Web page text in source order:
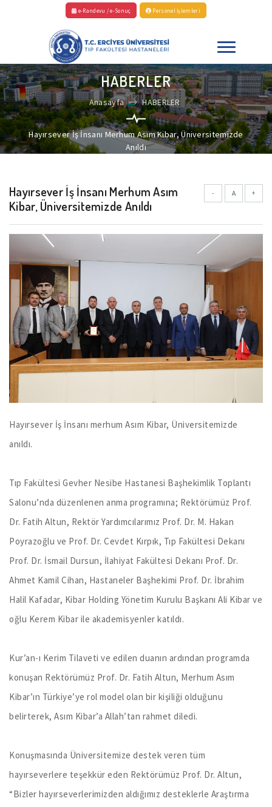
e-Randevu / e-Sonuç Personel İşlemleri
HABERLER
Anasayfa HABERLER
Hayırsever İş İnsanı Merhum Asım Kibar, Üniversitemizde
Anıldı
- A +
Hayırsever İş İnsanı Merhum Asım
Kibar, Üniversitemizde Anıldı
Hayırsever İş İnsanı merhum Asım Kibar, Üniversitemizde
anıldı.
Tıp Fakültesi Gevher Nesibe Hastanesi Başhekimlik Toplantı
Salonu’nda düzenlenen anma programına; Rektörümüz Prof.
Dr. Fatih Altun, Rektör Yardımcılarımız Prof. Dr. M. Hakan
Poyrazoğlu ve Prof. Dr. Cevdet Kırpık, Tıp Fakültesi Dekanı
Prof. Dr. İsmail Dursun, İlahiyat Fakültesi Dekanı Prof. Dr.
Ahmet Kamil Cihan, Hastaneler Başhekimi Prof. Dr. İbrahim
Halil Kafadar, Kibar Holding Yönetim Kurulu Başkanı Ali Kibar ve
oğlu Kerem Kibar ile akademisyenler katıldı.
Kur’an-ı Kerim Tilaveti ve edilen duanın ardından programda
konuşan Rektörümüz Prof. Dr. Fatih Altun, Merhum Asım
Kibar’ın Türkiye’ye rol model olan bir kişiliği olduğunu
belirterek, Asım Kibar’a Allah’tan rahmet diledi.
Konuşmasında Üniversitemize destek veren tüm
hayırseverlere teşekkür eden Rektörümüz Prof. Dr. Altun,
“Bizler hayırseverlerimizden aldığımız desteklerle Araştırma